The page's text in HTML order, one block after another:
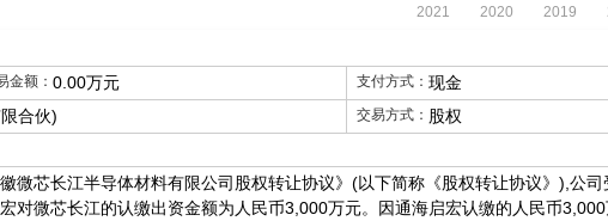
2021 2020 2019
金额： 0.00万元 支付方式： 现金
合伙) 交易方式： 股权
微芯长江半导体材料有限公司股权转让协议》(以下简称《股权转让协议》),公司
对微芯长江的认缴出资金额为人民币3,000万元。因通海启宏认缴的人民币